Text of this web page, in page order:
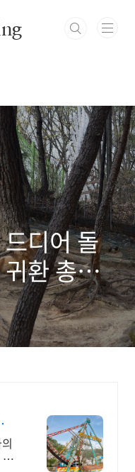
디어 돌
환 총정